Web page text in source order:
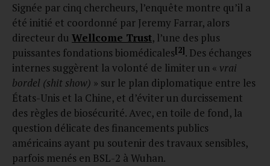
Signée par cinq chercheurs, l’enquête montre qu’il a
été initié et coordonné par Jeremy Farrar, alors
directeur du Wellcome Trust, l’une des plus
puissantes fondations biomédicales[2]. Des échanges
internes suggèrent la volonté de limiter un « vrai
bordel (shit show) » sur le plan diplomatique entre les
États-Unis et la Chine, et d’éviter un durcissement
des règles de biosécurité. Avec, en toile de fond, la
question délicate des financements publics
américains ayant pu soutenir des travaux sensibles,
parfois menés en BSL-2 à Wuhan.